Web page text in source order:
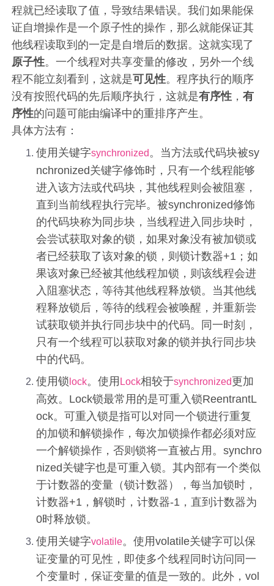
程就已经读取了值，导致结果错误。我们如果能保
证自增操作是一个原子性的操作，那么就能保证其
他线程读取到的一定是自增后的数据。这就实现了
原子性。一个线程对共享变量的修改，另外一个线
程不能立刻看到，这就是可见性。程序执行的顺序
没有按照代码的先后顺序执行，这就是有序性 ，有
序性的问题可能由编译中的重排序产生。
具体方法有：
使用关键字synchronized 。当方法或代码块被sy
nchronized关键字修饰时，只有一个线程能够
进入该方法或代码块，其他线程则会被阻塞，
直到当前线程执行完毕。被synchronized修饰
的代码块称为同步块，当线程进入同步块时，
会尝试获取对象的锁，如果对象没有被加锁或
者已经获取了该对象的锁，则锁计数器+1；如
果该对象已经被其他线程加锁，则该线程会进
入阻塞状态，等待其他线程释放锁。当其他线
程释放锁后，等待的线程会被唤醒，并重新尝
试获取锁并执行同步块中的代码。同一时刻，
只有一个线程可以获取对象的锁并执行同步块
中的代码。
使用锁 lock。使用 Lock相较于synchronized更加
高效。Lock锁最常用的是可重入锁ReentrantL
ock。可重入锁是指可以对同一个锁进行重复
的加锁和解锁操作，每次加锁操作都必须对应
一个解锁操作，否则锁将一直被占用。synchro
nized关键字也是可重入锁。其内部有一个类似
于计数器的变量（锁计数器），每当加锁时，
计数器+1，解锁时，计数器-1，直到计数器为
0时释放锁。
使用关键字volatile。使用volatile关键字可以保
证变量的可见性，即使多个线程同时访问同一
个变量时，保证变量的值是一致的。此外，vol